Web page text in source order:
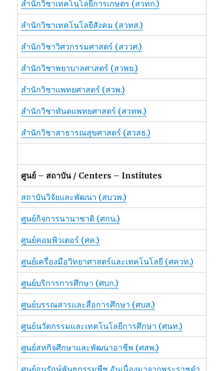
สำนักวิชาเทคโนโลยีการเกษตร (สวทก.)
สำนักวิชาเทคโนโลยีสังคม (สวทส.)
สำนักวิชาวิศวกรรมศาสตร์ (สววศ.)
สำนักวิชาพยาบาลศาสตร์ (สวพย.)
สำนักวิชาแพทยศาสตร์ (สวพ.)
สำนักวิชาทันตแพทยศาสตร์ (สวทพ.)
สำนักวิชาสาธารณสุขศาสตร์ (สวสธ.)
ศูนย์ – สถาบัน / Centers – Institutes
สถาบันวิจัยและพัฒนา (สบวพ.)
ศูนย์กิจการนานาชาติ (ศกน.)
ศูนย์คอมพิวเตอร์ (ศค.)
ศูนย์เครื่องมือวิทยาศาสตร์และเทคโนโลยี (ศควท.)
ศูนย์บริการการศึกษา (ศบก.)
ศูนย์บรรณสารและสื่อการศึกษา (ศบส.)
ศูนย์นวัตกรรมและเทคโนโลยีการศึกษา (ศนท.)
ศูนย์สหกิจศึกษาและพัฒนาอาชีพ (ศสพ.)